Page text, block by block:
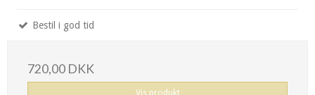
Bestil i god tid
720,00 DKK